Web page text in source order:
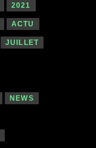
2021
ACTU
JUILLET
NEWS